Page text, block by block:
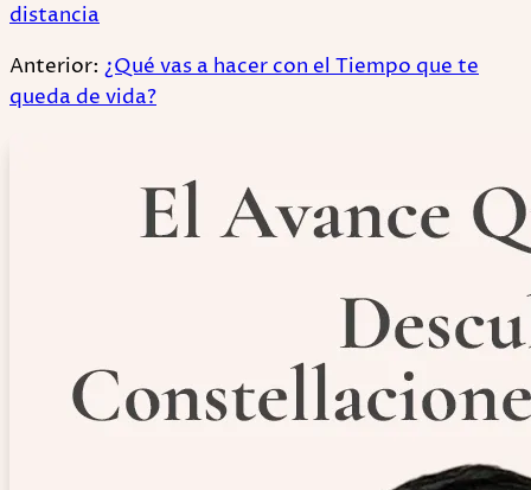
distancia
Anterior: ¿Qué vas a hacer con el Tiempo que te
queda de vida?